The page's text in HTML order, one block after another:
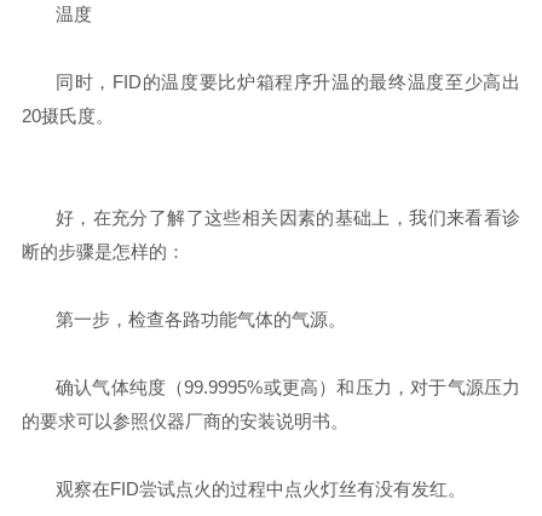
温度
同时， FID的温度要比炉箱程序升温的最终温度至少高出
20摄氏度。
好，在充分了解了这些相关因素的基础上，我们来看看诊
断的步骤是怎样的：
第一步，检查各路功能气体的气源。
确认气体纯度 （99.9995%或更高）和压力 ，对于气源压力
的要求可以参照仪器厂商的安装说明书。
观察在FID尝试点火的过程中点火灯丝有没有发红。